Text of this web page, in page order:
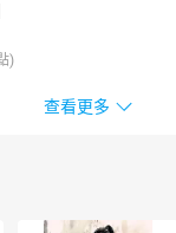
)
查看更多